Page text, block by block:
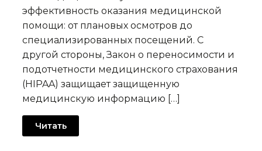
эффективность оказания медицинской
помощи: от плановых осмотров до
специализированных посещений. С
другой стороны, Закон о переносимости и
подотчетности медицинского страхования
(HIPAA) защищает защищенную
медицинскую информацию […]
Читать